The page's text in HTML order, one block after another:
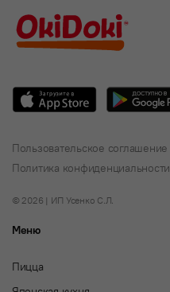
Пользовательское соглашение
Политика конфиденциальности
© 2026 | ИП Усенко С.Л.
Меню
Пицца